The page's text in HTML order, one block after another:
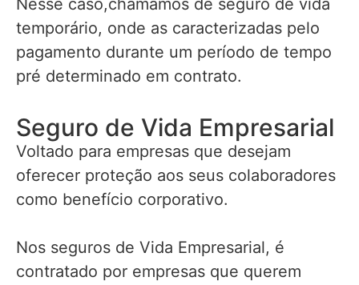
Nesse caso,chamamos de seguro de vida
temporário, onde as caracterizadas pelo
pagamento durante um período de tempo
pré determinado em contrato.
Seguro de Vida Empresarial
Voltado para empresas que desejam
oferecer proteção aos seus colaboradores
como benefício corporativo.
Nos seguros de Vida Empresarial, é
contratado por empresas que querem